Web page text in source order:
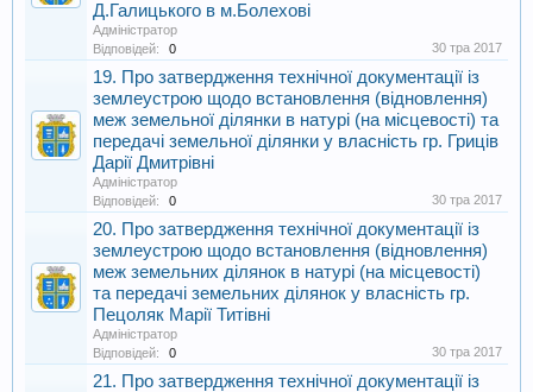
Д.Галицького в м.Болехові
Адміністратор
Відповідей:
0 30 тра 2017
19. Про затвердження технічної документації із
землеустрою щодо встановлення (відновлення)
меж земельної ділянки в натурі (на місцевості) та
передачі земельної ділянки у власність гр. Гриців
Дарії Дмитрівні
Адміністратор
Відповідей:
0 30 тра 2017
20. Про затвердження технічної документації із
землеустрою щодо встановлення (відновлення)
меж земельних ділянок в натурі (на місцевості)
та передачі земельних ділянок у власність гр.
Пецоляк Марії Титівні
Адміністратор
Відповідей:
0 30 тра 2017
21. Про затвердження технічної документації із